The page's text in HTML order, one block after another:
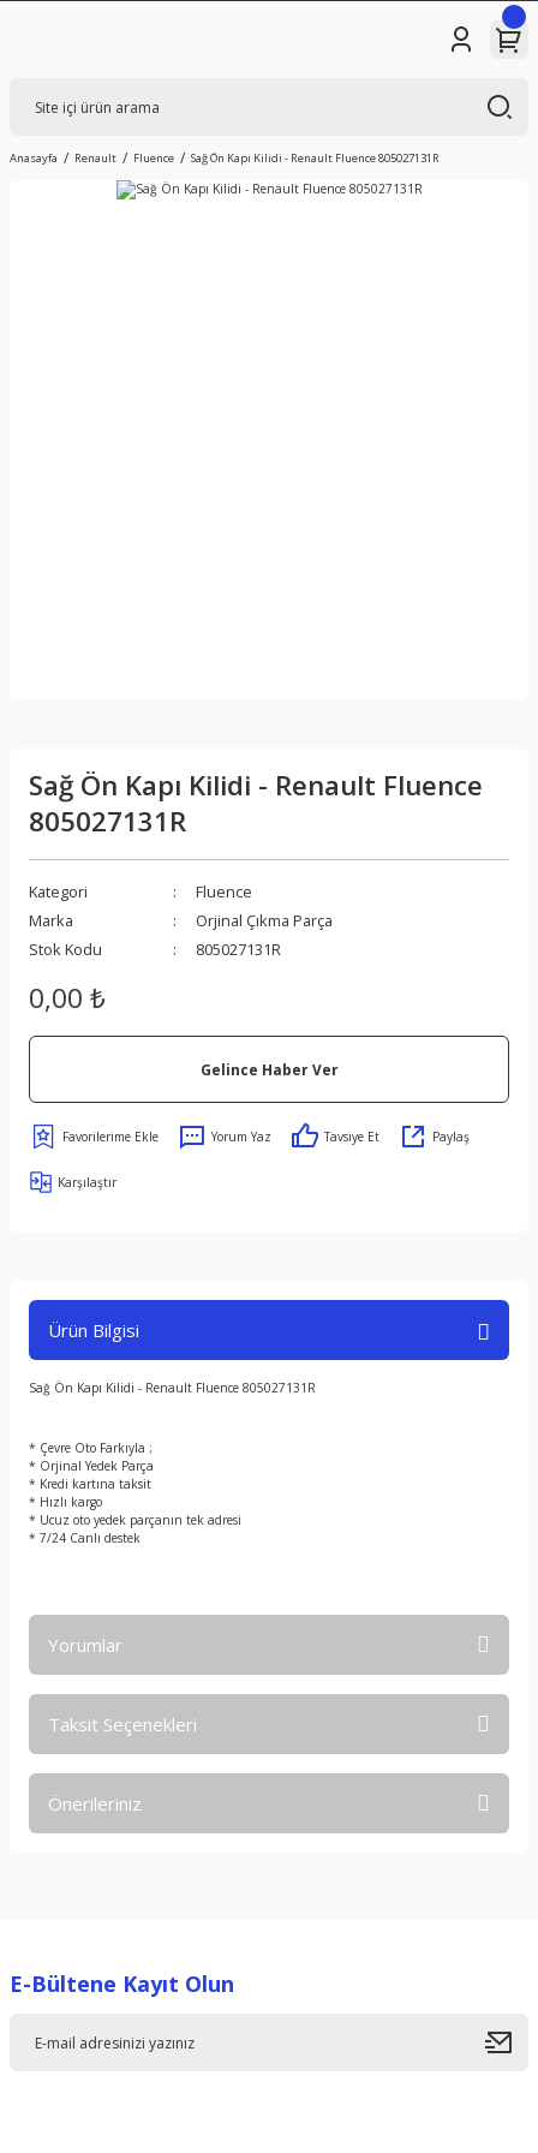
Anasayfa Renault Fluence Sağ Ön Kapı Kilidi - Renault Fluence 805027131R
Sağ Ön Kapı Kilidi - Renault Fluence
805027131R
Kategori
Fluence
Marka
Orjinal Çıkma Parça
Stok Kodu
805027131R
0,00 ₺
Gelince Haber Ver
Yorum Yaz Tavsiye Et Paylaş
Karşılaştır
Ürün Bilgisi
Sağ Ön Kapı Kilidi - Renault Fluence 805027131R
* Çevre Oto Farkıyla ;
* Orjinal Yedek Parça
* Kredi kartına taksit
* Hızlı kargo
* Ucuz oto yedek parçanın tek adresi
* 7/24 Canlı destek
Yorumlar
Taksit Seçenekleri
Önerileriniz
Ürün resmi kalitesiz, bozuk veya görüntülenemiyor.
E-Bültene Kayıt Olun